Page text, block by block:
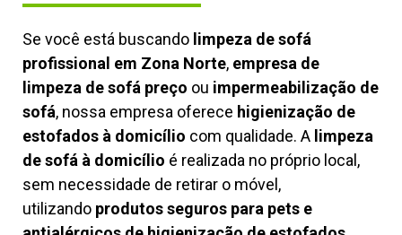
Se você está buscando limpeza de sofá
profissional em Zona Norte, empresa de
limpeza de sofá preço ou impermeabilização de
sofá, nossa empresa oferece higienização de
estofados à domicílio com qualidade. A limpeza
de sofá à domicílio é realizada no próprio local,
sem necessidade de retirar o móvel,
utilizando produtos seguros para pets e